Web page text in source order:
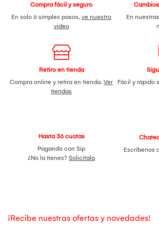
Compra fácil y seguro
En solo 6 simples pasos, ve nuestro
video
En
Retiro en tienda
Compra online y retira en tienda. Ver
tiendas
Fácil y rápido
Hasta 36 cuotas
Pagando con Sip
¿No la tienes? Solicítala
Escríbenos
¡Recibe nuestras ofertas y novedades!